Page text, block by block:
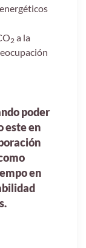
2 a la
poder
este en
en